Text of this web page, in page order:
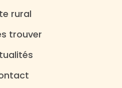
rural
trouver